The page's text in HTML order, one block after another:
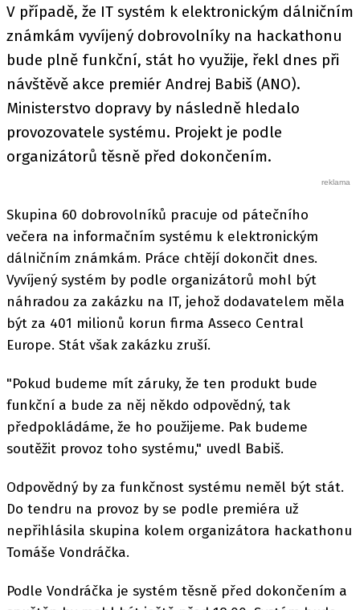
V případě, že IT systém k elektronickým dálničním
známkám vyvíjený dobrovolníky na hackathonu
bude plně funkční, stát ho využije, řekl dnes při
návštěvě akce premiér Andrej Babiš (ANO).
Ministerstvo dopravy by následně hledalo
provozovatele systému. Projekt je podle
organizátorů těsně před dokončením.
Skupina 60 dobrovolníků pracuje od pátečního
večera na informačním systému k elektronickým
dálničním známkám. Práce chtějí dokončit dnes.
Vyvíjený systém by podle organizátorů mohl být
náhradou za zakázku na IT, jehož dodavatelem měla
být za 401 milionů korun firma Asseco Central
Europe. Stát však zakázku zruší.
"Pokud budeme mít záruky, že ten produkt bude
funkční a bude za něj někdo odpovědný, tak
předpokládáme, že ho použijeme. Pak budeme
soutěžit provoz toho systému," uvedl Babiš.
Odpovědný by za funkčnost systému neměl být stát.
Do tendru na provoz by se podle premiéra už
nepřihlásila skupina kolem organizátora hackathonu
Tomáše Vondráčka.
Podle Vondráčka je systém těsně před dokončením a